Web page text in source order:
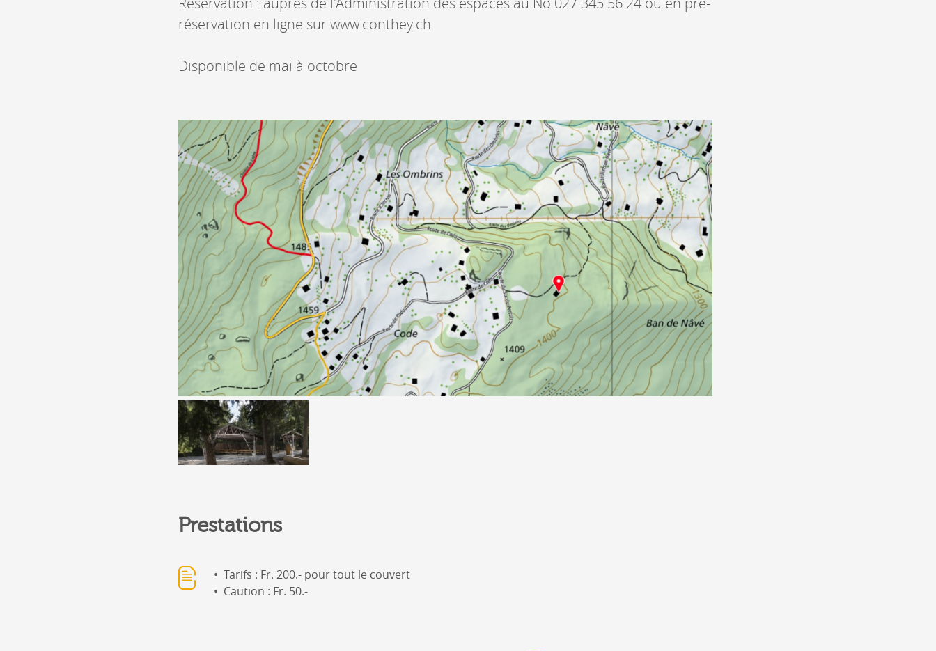
réservation en ligne sur www.conthey.ch
Disponible de mai à octobre
Prestations
Tarifs : Fr. 200.- pour tout le couvert
Caution : Fr. 50.-